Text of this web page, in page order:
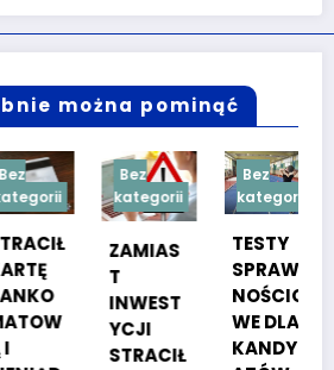
można pominąć
Bez
kategorii
ZAMIAS
INWEST
YCJI
STRACIŁ
Bez
kategorii
TESTY
SPRAW
NOŚCIO
WE DLA
KANDYD